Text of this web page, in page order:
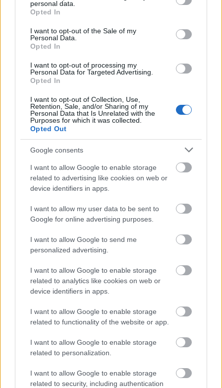
grant or deny consent to Google and its third-party tags to
use your data for below specified purposes in below Google
consent section.
personal data.
Opted In
I want to opt-out of the Sale of my
Personal Data.
Opted In
I want to opt-out of processing my
Personal Data for Targeted Advertising.
Opted In
I want to opt-out of Collection, Use,
Retention, Sale, and/or Sharing of my
Personal Data that Is Unrelated with the
Purposes for which it was collected.
Opted Out
Google consents
I want to allow Google to enable storage
related to advertising like cookies on web or
device identifiers in apps.
I want to allow my user data to be sent to
Google for online advertising purposes.
I want to allow Google to send me
personalized advertising.
I want to allow Google to enable storage
related to analytics like cookies on web or
device identifiers in apps.
I want to allow Google to enable storage
related to functionality of the website or app.
I want to allow Google to enable storage
related to personalization.
I want to allow Google to enable storage
related to security, including authentication
BKK KM Építő Kft.
Látványos építési szakasz indult be a Flórián téri
felüljárón
A tartós nyári hőség jelentős kihívás elé állítja a KM Építőt,
ennek ellenére folyamatosan halad az aszfaltozás.
Paks II.: Mit jelent az 5. blokk új
mérföldköve a felülvizsgálat
árnyékában?
Elkészült a Liszt Ferenc repülőtér
közelében lévő logisztikai bázis út- és
közműhálózatának fejlesztése
Látlelet a hazai víziközművekről?
Egyetlen, fél évszázados vezetéken
múlt Bicske vízellátása
Épített öröksége megújításával is készül
évfordulójára